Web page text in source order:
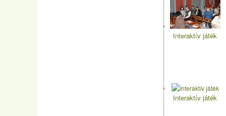
Interaktív játék
Interaktív játék